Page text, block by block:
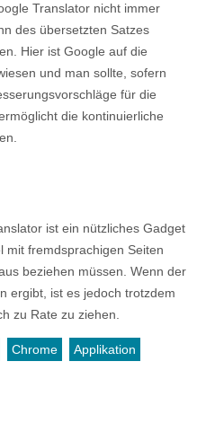
Translator nicht immer
des übersetzten Satzes
Hier ist Google auf die
und man sollte, sofern
für die
die kontinuierliche
ist ein nützliches Gadget
mit fremdsprachigen Seiten
beziehen müssen. Wenn der
ergibt, ist es jedoch trotzdem
zu Rate zu ziehen.
Chrome Applikation